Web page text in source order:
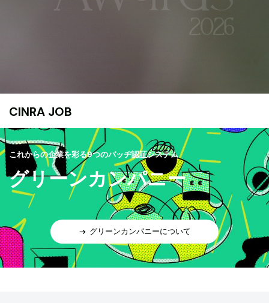
CINRA JOB
これからの企業を彩る9つのバッヂ認証システム
グリーンカンパニー
グリーンカンパニーについて